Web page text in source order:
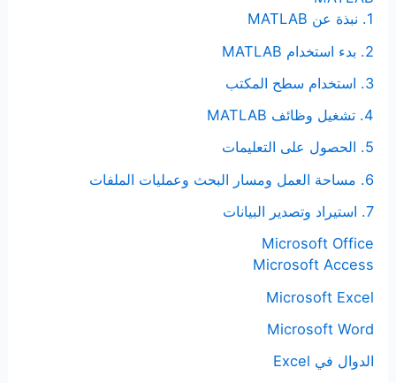
1. نبذة عن MATLAB
2. بدء استخدام MATLAB
3. استخدام سطح المكتب
4. تشغيل وظائف MATLAB
5. الحصول على التعليمات
6. مساحة العمل ومسار البحث وعمليات الملفات
7. استيراد وتصدير البيانات
Microsoft Office
Microsoft Access
Microsoft Excel
Microsoft Word
الدوال في Excel